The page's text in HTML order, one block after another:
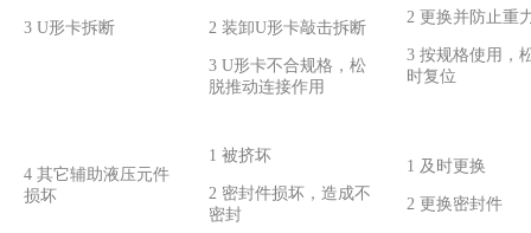
3 U形卡拆断 2 装卸U形卡敲击拆断
3 U形卡不合规格，松
脱推动连接作用
2 更换并防止重
3 按规格使用，
时复位
4 其它辅助液压元件
损坏
1 被挤坏
2 密封件损坏，造成不
密封
1 及时更换
2 更换密封件